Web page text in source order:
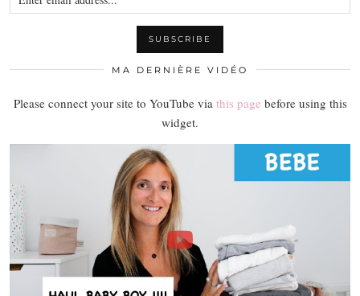
MA DERNIÈRE VIDÉO
Please connect your site to YouTube via this page before using this
widget.